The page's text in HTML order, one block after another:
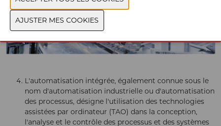
L'automatisation intégrée, également connue sous le
nom d'automatisation industrielle ou d'automatisation
des processus, désigne l'utilisation des technologies
assistées par ordinateur (TAO) dans la conception,
l'analyse et le contrôle des processus et des systèmes